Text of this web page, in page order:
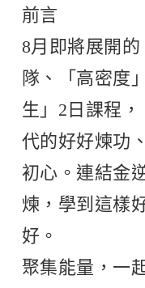
前言
8月即將展開
隊、「高密度
生」2日課程
代的好好煉功
初心。連結金
煉，學到這樣
好。
聚集能量，一